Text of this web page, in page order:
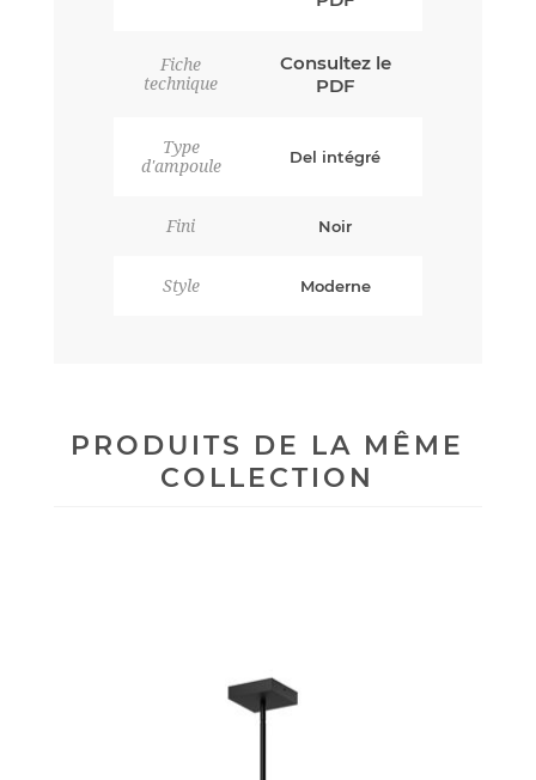
Fiche
technique
Consultez le
PDF
Type
d'ampoule
Del intégré
Fini Noir
Style Moderne
PRODUITS DE LA MÊME
COLLECTION